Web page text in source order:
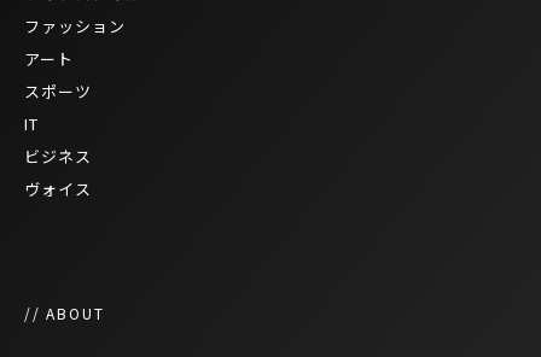
ファッション
アート
スポーツ
IT
ビジネス
ヴォイス
// ABOUT